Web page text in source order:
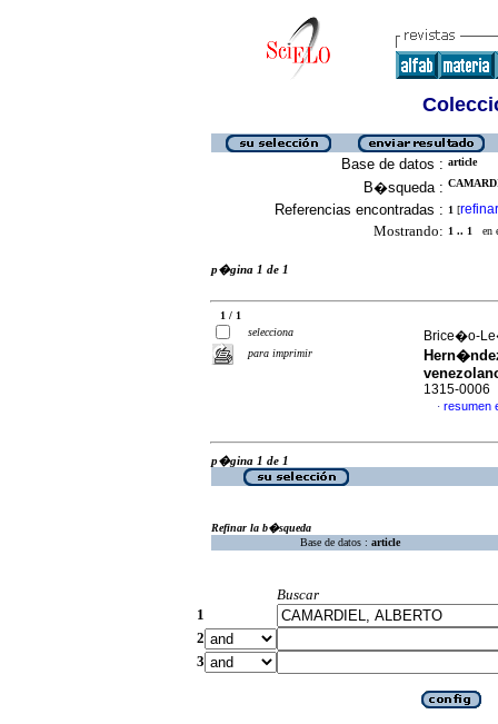
Base de datos : article
B�squeda :
Referencias encontradas : 1 [refinar
Mostrando: 1 .. 1 en
p�gina 1 de 1
1 / 1
selecciona
para imprimir
Brice�o-
1315-0006
· resumen
p�gina 1 de 1
Refinar la b�squeda
Base de datos : article
Buscar
1
2
3